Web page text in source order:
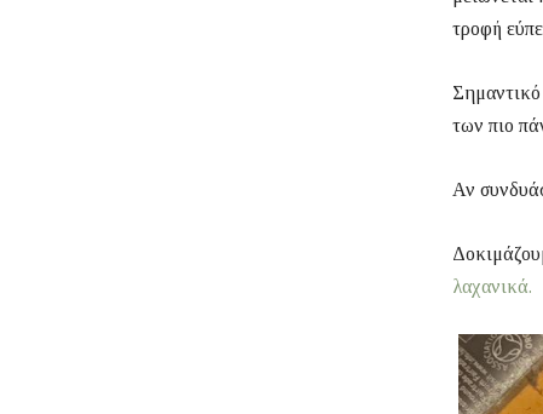
τροφή
Σημαντικό
των πιο
Αν
λαχανικά.